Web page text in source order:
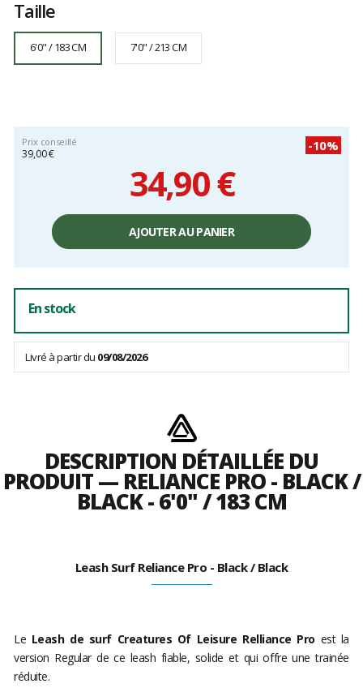
Taille
6'0" / 183 CM 7'0" / 213 CM
Prix conseillé
39,00 €
-10%
34,90 €
unitaire,
AJOUTER AU PANIER
En stock
Livré à partir du 09/08/2026
DESCRIPTION DÉTAILLÉE DU
PRODUIT — RELIANCE PRO - BLACK /
BLACK - 6'0" / 183 CM
Leash Surf Reliance Pro - Black / Black
Le Leash de surf Creatures Of Leisure Relliance Pro est la
version Regular de ce leash fiable, solide et qui offre une trainée
réduite.